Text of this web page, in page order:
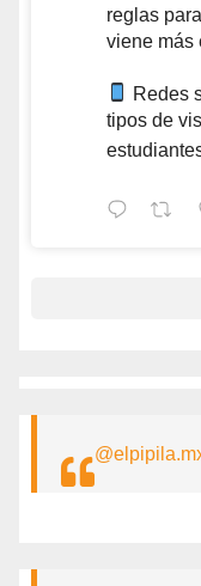
reglas
viene más
Redes
tipos de